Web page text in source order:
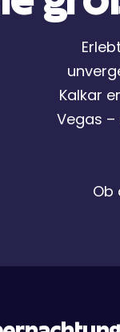
Kalkar
Vegas
Ob